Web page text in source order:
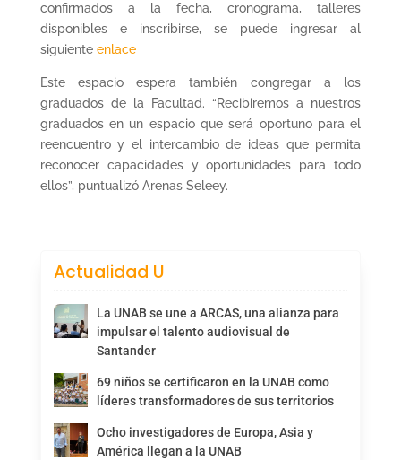
confirmados a la fecha, cronograma, talleres
disponibles e inscribirse, se puede ingresar al
siguiente enlace
Este espacio espera también congregar a los
graduados de la Facultad. “Recibiremos a nuestros
graduados en un espacio que será oportuno para el
reencuentro y el intercambio de ideas que permita
reconocer capacidades y oportunidades para todo
ellos”, puntualizó Arenas Seleey.
Actualidad U
La UNAB se une a ARCAS, una alianza para
impulsar el talento audiovisual de
Santander
69 niños se certificaron en la UNAB como
líderes transformadores de sus territorios
Ocho investigadores de Europa, Asia y
América llegan a la UNAB